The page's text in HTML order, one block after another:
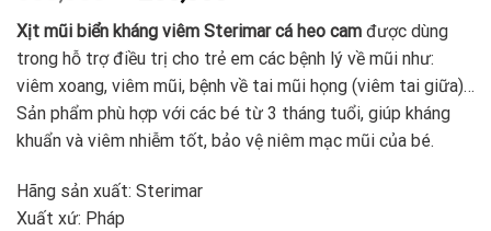
Xịt mũi biển kháng viêm Sterimar cá heo cam được dùng
trong hỗ trợ điều trị cho trẻ em các bệnh lý về mũi như:
viêm xoang, viêm mũi, bệnh về tai mũi họng (viêm tai giữa)…
Sản phẩm phù hợp với các bé từ 3 tháng tuổi, giúp kháng
khuẩn và viêm nhiễm tốt, bảo vệ niêm mạc mũi của bé.
Hãng sản xuất: Sterimar
Xuất xứ: Pháp